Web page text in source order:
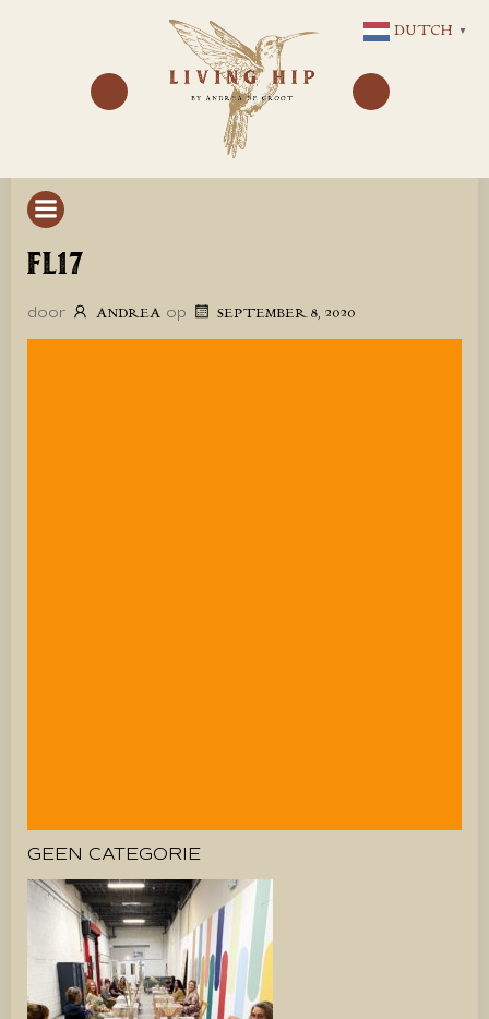
NAAR
DE
INHOUD
FL17
door ANDREA op SEPTEMBER 8, 2020
GEEN CATEGORIE
DUTCH ▼